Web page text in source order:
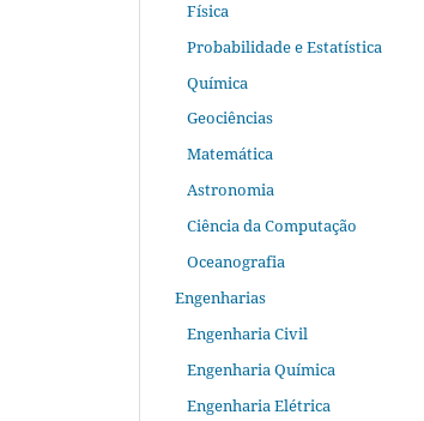
Física
Probabilidade e Estatística
Química
Geociências
Matemática
Astronomia
Ciência da Computação
Oceanografia
Engenharias
Engenharia Civil
Engenharia Química
Engenharia Elétrica